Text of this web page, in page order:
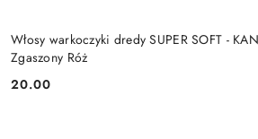
Włosy warkoczyki dredy SUPER SOFT -
Zgaszony Róż
Cena:
20.00